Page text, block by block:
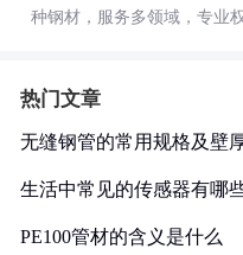
种钢材，服务多领域，专业
热门文章
无缝钢管的常用规格及壁
生活中常见的传感器有哪
PE100管材的含义是什么